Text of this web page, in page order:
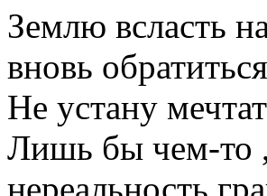
Землю всласть
вновь обратиться
Не устану
Лишь бы чем-то ,